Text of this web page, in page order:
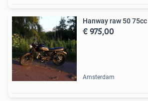
Hanway raw 50 75cc
€ 975,00
Amsterdam